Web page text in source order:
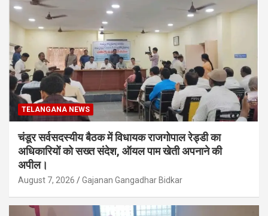
TELANGANA NEWS
चंडूर सर्वसदस्यीय बैठक में विधायक राजगोपाल रेड्डी का
अधिकारियों को सख्त संदेश, ऑयल पाम खेती अपनाने की
अपील।
August 7, 2026 Gajanan Gangadhar Bidkar